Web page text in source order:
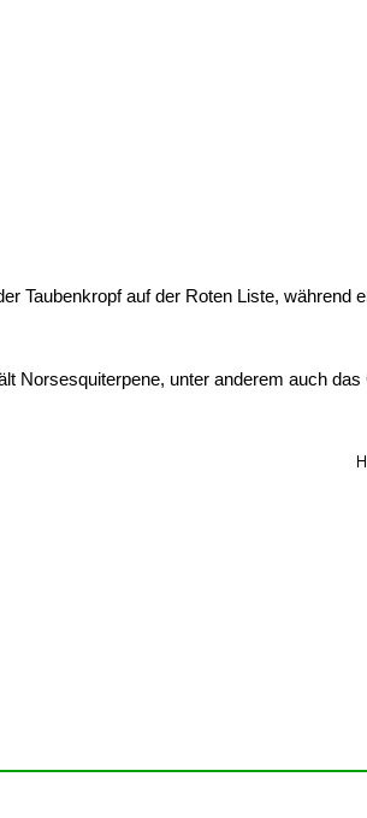
Taubenkropf auf der Roten Liste,
Norsesquiterpene, unter anderem auch das